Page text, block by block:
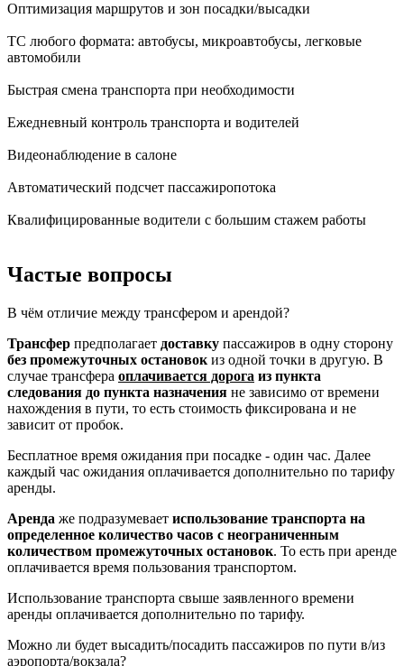
Оптимизация маршрутов и зон посадки/высадки
ТС любого формата: автобусы, микроавтобусы, легковые
автомобили
Быстрая смена транспорта при необходимости
Ежедневный контроль транспорта и водителей
Видеонаблюдение в салоне
Автоматический подсчет пассажиропотока
Квалифицированные водители с большим стажем работы
Частые вопросы
В чём отличие между трансфером и арендой?
Трансфер предполагает доставку пассажиров в одну сторону
без промежуточных остановок из одной точки в другую. В
случае трансфера оплачивается дорога из пункта
следования до пункта назначения не зависимо от времени
нахождения в пути, то есть стоимость фиксирована и не
зависит от пробок.
Бесплатное время ожидания при посадке - один час. Далее
каждый час ожидания оплачивается дополнительно по тарифу
аренды.
Аренда же подразумевает использование транспорта на
определенное количество часов с неограниченным
количеством промежуточных остановок. То есть при аренде
оплачивается время пользования транспортом.
Использование транспорта свыше заявленного времени
аренды оплачивается дополнительно по тарифу.
Можно ли будет высадить/посадить пассажиров по пути в/из
аэропорта/вокзала?